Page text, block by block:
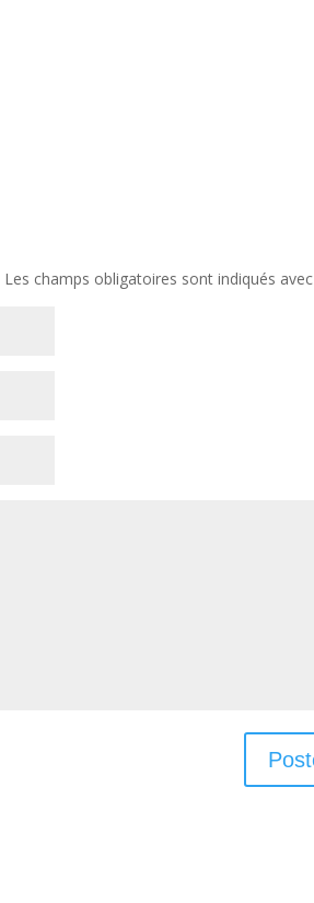
Les champs obligatoires sont indiqués avec